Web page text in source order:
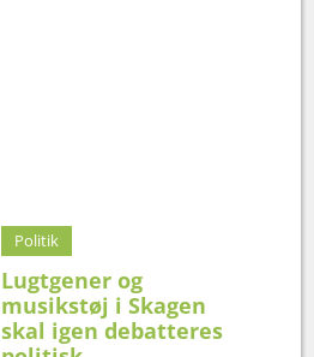
Politik
Lugtgener og
musikstøj i Skagen
skal igen debatteres